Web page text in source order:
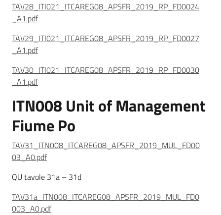
TAV28_ITI021_ITCAREG08_APSFR_2019_RP_FD0024
_A1.pdf
TAV29_ITI021_ITCAREG08_APSFR_2019_RP_FD0027
_A1.pdf
TAV30_ITI021_ITCAREG08_APSFR_2019_RP_FD0030
_A1.pdf
ITN008 Unit of Management
Fiume Po
TAV31_ITN008_ITCAREG08_APSFR_2019_MUL_FD00
03_A0.pdf
QU tavole 31a – 31d
TAV31a_ITN008_ITCAREG08_APSFR_2019_MUL_FD0
003_A0.pdf